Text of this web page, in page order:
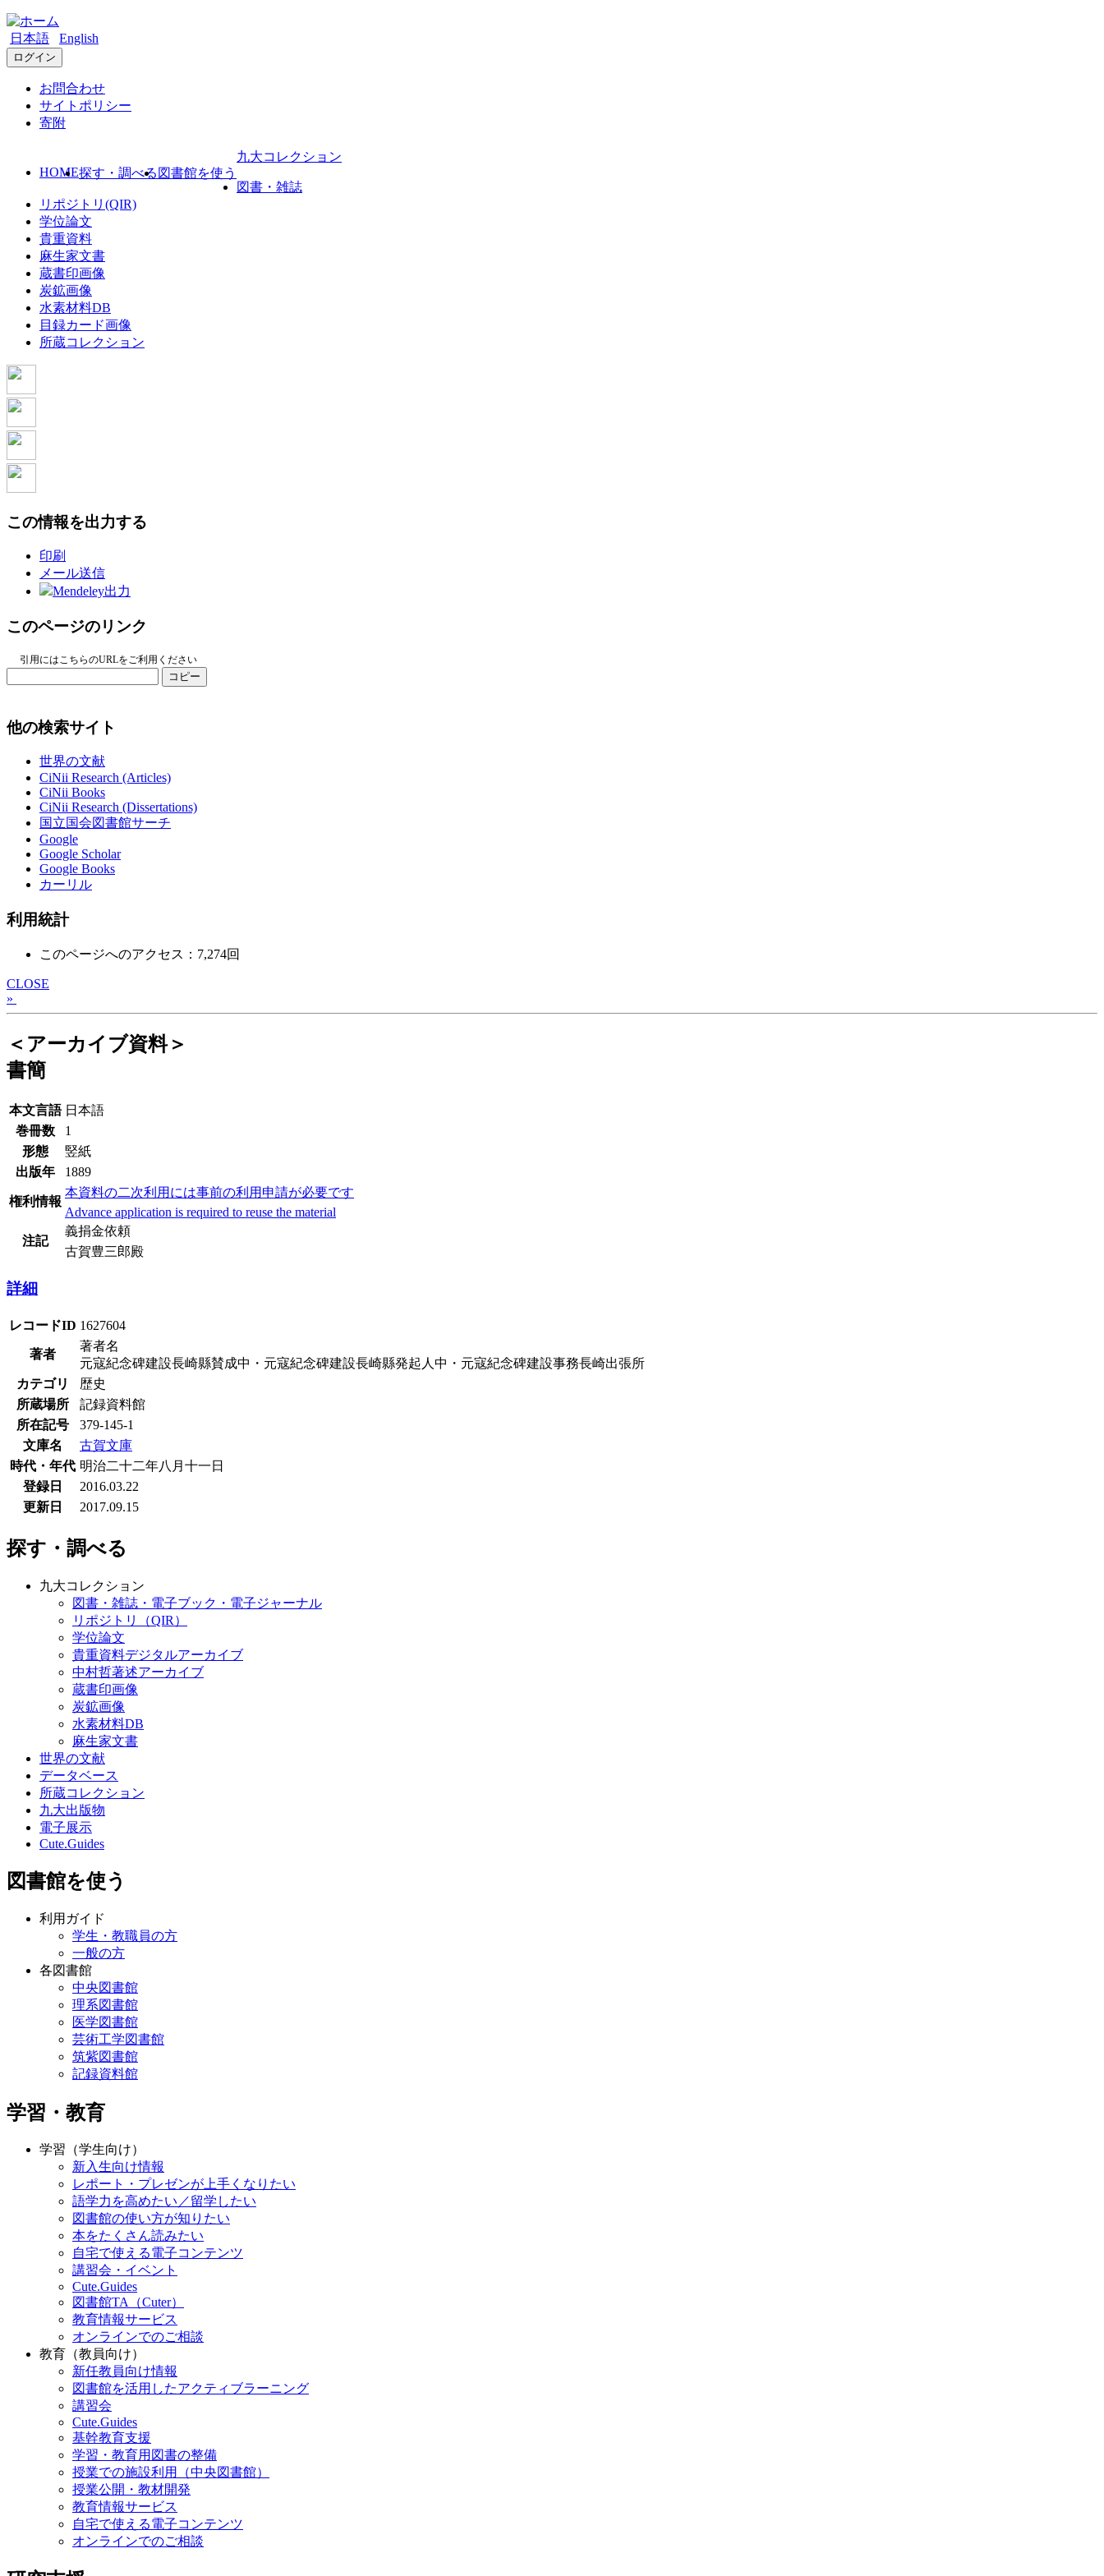
日本語 English
ログイン
お問合わせ
サイトポリシー
寄附
HOME探す・調べる 図書館を使う
九大コレクション
図書・雑誌
リポジトリ(QIR)
学位論文
貴重資料
麻生家文書
蔵書印画像
炭鉱画像
水素材料DB
目録カード画像
所蔵コレクション
この情報を出力する
印刷
メール送信
Mendeley出力
このページのリンク
引用にはこちらのURLをご利用ください
コピー
他の検索サイト
世界の文献
CiNii Research (Articles)
CiNii Books
CiNii Research (Dissertations)
国立国会図書館サーチ
Google
Google Scholar
Google Books
カーリル
利用統計
このページへのアクセス：7,274回
CLOSE
»
＜アーカイブ資料＞
書簡
本文言語 日本語
巻冊数
1
形態
竪紙
出版年
1889
権利情報
本資料の二次利用には事前の利用申請が必要です
Advance application is required to reuse the material
注記
義捐金依頼
古賀豊三郎殿
詳細
レコードID 1627604
著者
著者名
元寇紀念碑建設長崎縣賛成中・元寇紀念碑建設長崎縣発起人中・元寇紀念碑建設事務長崎出張所
カテゴリ
歴史
所蔵場所
記録資料館
所在記号
379-145-1
文庫名
古賀文庫
時代・年代 明治二十二年八月十一日
登録日
2016.03.22
更新日
2017.09.15
探す・調べる
九大コレクション
図書・雑誌・電子ブック・電子ジャーナル
リポジトリ（QIR）
学位論文
貴重資料デジタルアーカイブ
中村哲著述アーカイブ
蔵書印画像
炭鉱画像
水素材料DB
麻生家文書
世界の文献
データベース
所蔵コレクション
九大出版物
電子展示
Cute.Guides
図書館を使う
利用ガイド
学生・教職員の方
一般の方
各図書館
中央図書館
理系図書館
医学図書館
芸術工学図書館
筑紫図書館
記録資料館
学習・教育
学習（学生向け）
新入生向け情報
レポート・プレゼンが上手くなりたい
語学力を高めたい／留学したい
図書館の使い方が知りたい
本をたくさん読みたい
自宅で使える電子コンテンツ
講習会・イベント
Cute.Guides
図書館TA（Cuter）
教育情報サービス
オンラインでのご相談
教育（教員向け）
新任教員向け情報
図書館を活用したアクティブラーニング
講習会
Cute.Guides
基幹教育支援
学習・教育用図書の整備
授業での施設利用（中央図書館）
授業公開・教材開発
教育情報サービス
自宅で使える電子コンテンツ
オンラインでのご相談